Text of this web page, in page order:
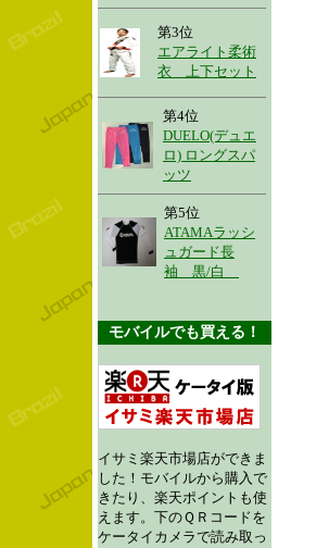
第3位
エアライト柔術
衣 上下セット
第4位
DUELO(デュエ
ロ) ロングスパ
ッツ
第5位
ATAMAラッシ
ュガード長
袖 黒/白
モバイルでも買える！
イサミ楽天市場店ができま
した！モバイルから購入で
きたり、楽天ポイントも使
えます。下のＱＲコードを
ケータイカメラで読み取っ